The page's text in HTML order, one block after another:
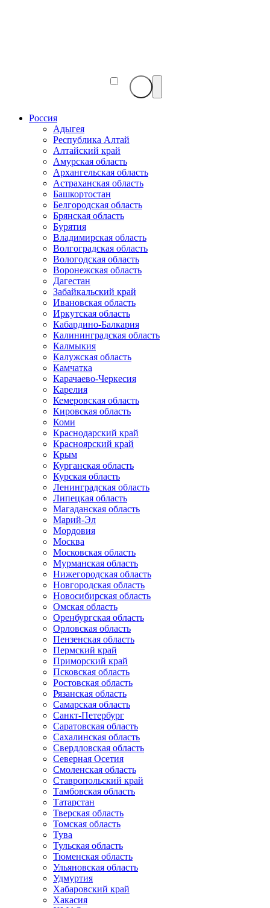
Россия
Адыгея
Республика Алтай
Алтайский край
Амурская область
Архангельская область
Астраханская область
Башкортостан
Белгородская область
Брянская область
Бурятия
Владимирская область
Волгоградская область
Вологодская область
Воронежская область
Дагестан
Забайкальский край
Ивановская область
Иркутская область
Кабардино-Балкария
Калининградская область
Калмыкия
Калужская область
Камчатка
Карачаево-Черкесия
Карелия
Кемеровская область
Кировская область
Коми
Краснодарский край
Красноярский край
Крым
Курганская область
Курская область
Ленинградская область
Липецкая область
Магаданская область
Марий-Эл
Мордовия
Москва
Московская область
Мурманская область
Нижегородская область
Новгородская область
Новосибирская область
Омская область
Оренбургская область
Орловская область
Пензенская область
Пермский край
Приморский край
Псковская область
Ростовская область
Рязанская область
Самарская область
Санкт-Петербург
Саратовская область
Сахалинская область
Свердловская область
Северная Осетия
Смоленская область
Ставропольский край
Тамбовская область
Татарстан
Тверская область
Томская область
Тува
Тульская область
Тюменская область
Ульяновская область
Удмуртия
Хабаровский край
Хакасия